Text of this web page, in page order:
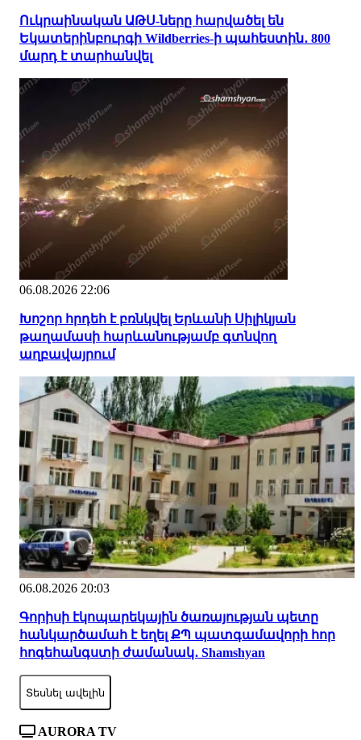
Ուկրաինական ԱԹՍ-ները հարվածել են
Եկատերինբուրգի Wildberries-ի պահեստին․ 800
մարդ է տարհանվել
06.08.2026 22:06
Խոշոր հրդեհ է բռնկվել Երևանի Սիլիկյան
թաղամասի հարևանությամբ գտնվող
աղբավայրում
06.08.2026 20:03
Գորիսի էկոպարեկային ծառայության պետը
հանկարծամահ է եղել ՔՊ պատգամավորի հոր
հոգեհանգստի ժամանակ․ Shamshyan
Տեսնել ավելին
AURORA TV